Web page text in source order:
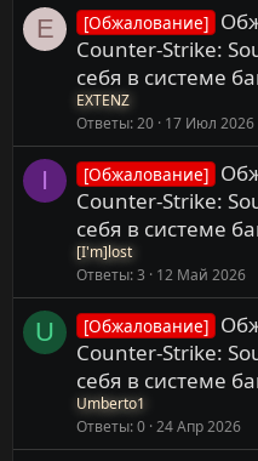
E [Обжалование]
Counter-Strike:
себя в системе
EXTENZ
Ответы 20 17 Июл 2026
I [Обжалование]
Counter-Strike:
себя в системе
[I'm]lost
Ответы 3 12 Май 2026
U [Обжалование]
Counter-Strike:
себя в системе
Umberto1
Ответы 0 24 Апр 2026